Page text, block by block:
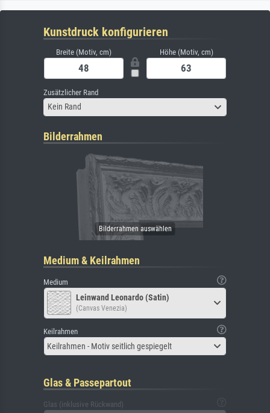
Kunstdruck konfigurieren
Breite (Motiv, cm) Höhe (Motiv, cm)
Zusätzlicher Rand
Kein Rand
Bilderrahmen
Medium & Keilrahmen
Medium
Leinwand Leonardo (Satin)
(Canvas Venezia)
Keilrahmen
Keilrahmen - Motiv seitlich gespiegelt
Glas & Passepartout
Glas (inklusive Rückwand)